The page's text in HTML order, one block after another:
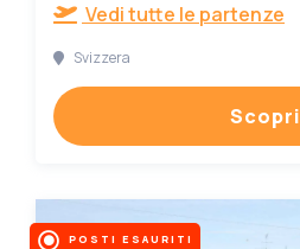
Vedi tutte le partenze
Svizzera
Scopri
POSTI ESAURITI